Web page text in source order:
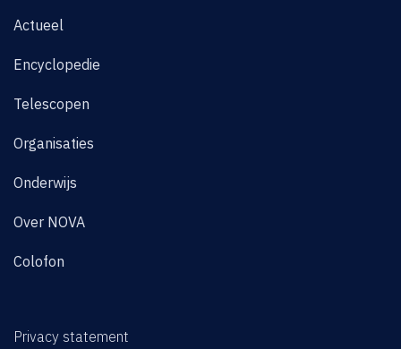
Actueel
Encyclopedie
Telescopen
Organisaties
Onderwijs
Over NOVA
Colofon
Privacy statement